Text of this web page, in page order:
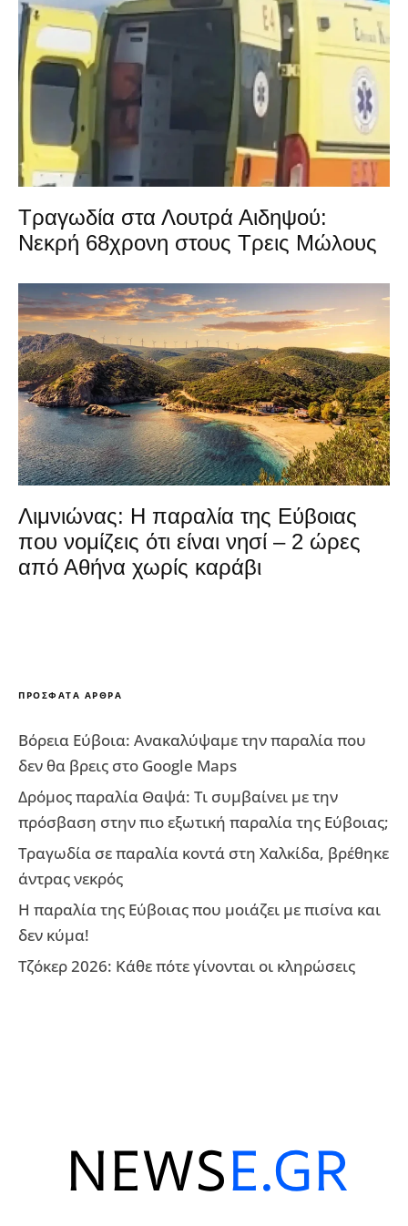
Τραγωδία στα Λουτρά Αιδηψού:
Νεκρή 68χρονη στους Τρεις Μώλους
Λιμνιώνας: Η παραλία της Εύβοιας
που νομίζεις ότι είναι νησί – 2 ώρες
από Αθήνα χωρίς καράβι
ΠΡΌΣΦΑΤΑ ΆΡΘΡΑ
Βόρεια Εύβοια: Ανακαλύψαμε την παραλία που
δεν θα βρεις στο Google Maps
Δρόμος παραλία Θαψά: Τι συμβαίνει με την
πρόσβαση στην πιο εξωτική παραλία της Εύβοιας;
Τραγωδία σε παραλία κοντά στη Χαλκίδα, βρέθηκε
άντρας νεκρός
Η παραλία της Εύβοιας που μοιάζει με πισίνα και
δεν κύμα!
Τζόκερ 2026: Κάθε πότε γίνονται οι κληρώσεις